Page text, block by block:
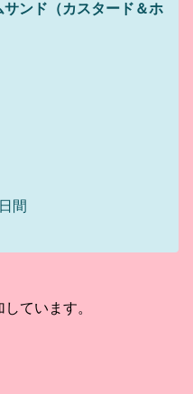
ンド（カスタード＆ホ
間
ています。